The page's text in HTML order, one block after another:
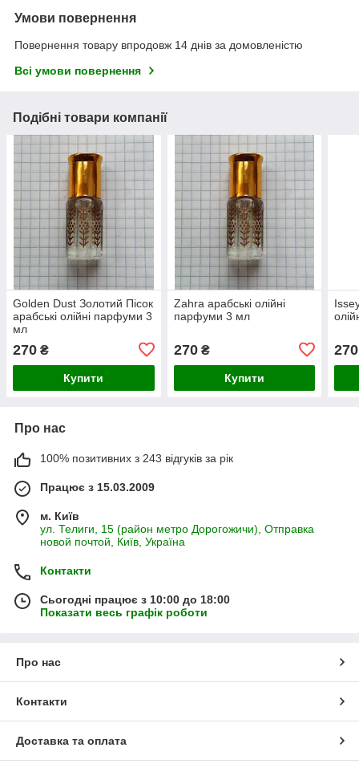
Умови повернення
Повернення товару впродовж 14 днів за домовленістю
Всі умови повернення
Подібні товари компанії
Golden Dust Золотий Пісок
арабські олійні парфуми 3
мл
270 ₴
Купити
Zahra арабські олійні
парфуми 3 мл
270₴
Купити
270
Про нас
100% позитивних з 243 відгуків за рік
Працює з 15.03.2009
м. Київ
ул. Телиги, 15 (район метро Дорогожичи), Отправка
новой почтой, Київ, Україна
Контакти
Сьогодні працює з 10:00 до 18:00
Показати весь графік роботи
Про нас
Контакти
Доставка та оплата